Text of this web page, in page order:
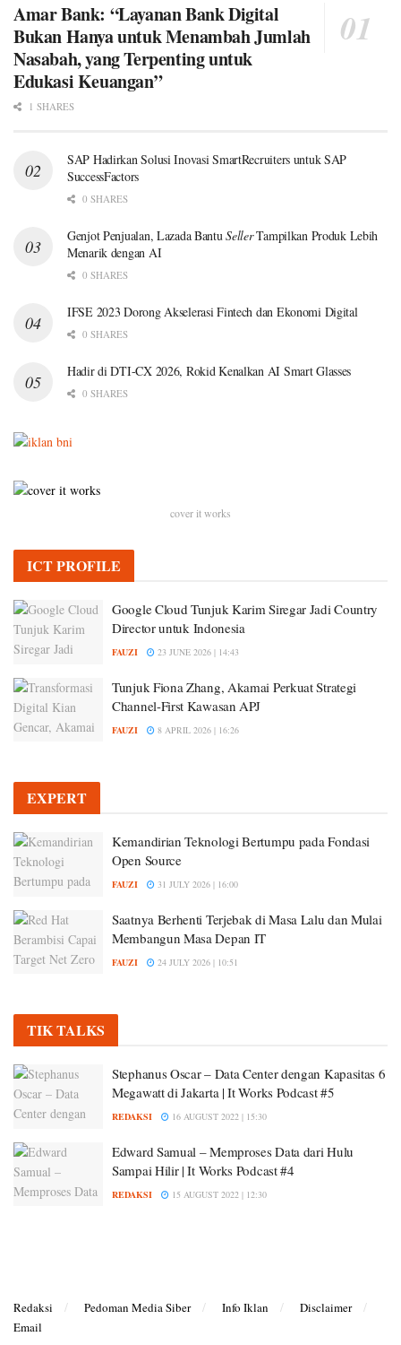
Amar Bank: “Layanan Bank Digital
Bukan Hanya untuk Menambah Jumlah
Nasabah, yang Terpenting untuk
Edukasi Keuangan”
1 SHARES
SAP Hadirkan Solusi Inovasi SmartRecruiters untuk SAP
SuccessFactors
0 SHARES
Genjot Penjualan, Lazada BantuSellerTampilkan Produk Lebih
Menarik dengan AI
0 SHARES
IFSE 2023 Dorong Akselerasi Fintech dan Ekonomi Digital
0 SHARES
Hadir di DTI-CX 2026, Rokid Kenalkan AI Smart Glasses
0 SHARES
cover it works
ICT PROFILE
Google Cloud Tunjuk Karim Siregar Jadi Country
Director untuk Indonesia
FAUZI 23 JUNE 2026 | 14:43
Tunjuk Fiona Zhang, Akamai Perkuat Strategi
Channel-First Kawasan APJ
FAUZI 8 APRIL 2026 | 16:26
EXPERT
Kemandirian Teknologi Bertumpu pada Fondasi
Open Source
FAUZI 31 JULY 2026 | 16:00
Saatnya Berhenti Terjebak di Masa Lalu dan Mulai
Membangun Masa Depan IT
FAUZI 24 JULY 2026 | 10:51
TIK TALKS
Stephanus Oscar – Data Center dengan Kapasitas 6
Megawatt di Jakarta | It Works Podcast #5
REDAKSI 16 AUGUST 2022 | 15:30
Edward Samual – Memproses Data dari Hulu
Sampai Hilir | It Works Podcast #4
REDAKSI 15 AUGUST 2022 | 12:30
Redaksi Pedoman Media Siber Info Iklan
Disclaimer
Email